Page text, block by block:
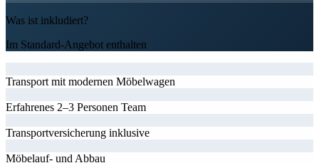
Was ist inkludiert?
Im Standard-Angebot enthalten
Transport mit modernen Möbelwagen
Erfahrenes 2–3 Personen Team
Transportversicherung inklusive
Möbelauf- und Abbau